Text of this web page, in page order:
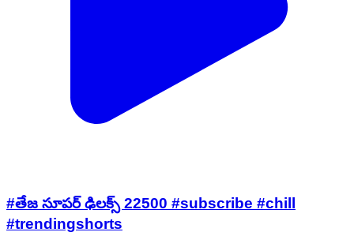
#తేజ సూపర్ ఢిలక్స్ 22500 #subscribe #chill
#trendingshorts